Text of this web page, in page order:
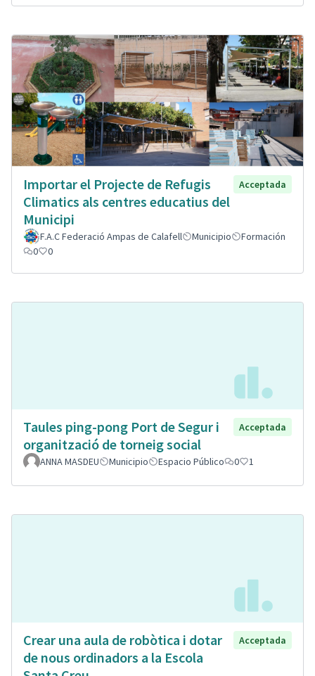
Importar el Projecte de Refugis
Climatics als centres educatius del
Municipi
Acceptada
F.A.C Federació Ampas de Calafell Municipio
Formación
0
0
Taules ping-pong Port de Segur i
organització de torneig social
Acceptada
ANNA MASDEU Municipio Espacio Público 0 1
Crear una aula de robòtica i dotar
de nous ordinadors a la Escola
Acceptada